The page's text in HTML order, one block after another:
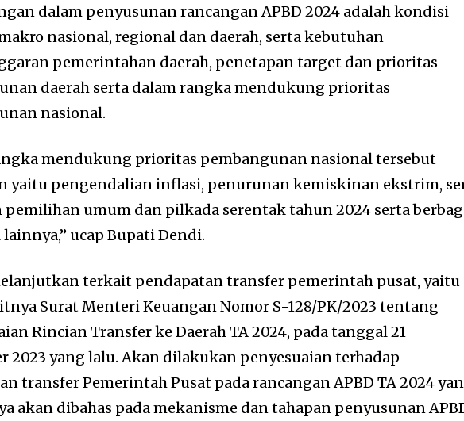
dalam penyusunan rancangan APBD 2024 adalah kondisi
nasional, regional dan daerah, serta kebutuhan
pemerintahan daerah, penetapan target dan prioritas
daerah serta dalam rangka mendukung prioritas
nasional.
mendukung prioritas pembangunan nasional tersebut
yaitu pengendalian inflasi, penurunan kemiskinan ekstrim,
pemilihan umum dan pilkada serentak tahun 2024 serta
ucap Bupati Dendi.
terkait pendapatan transfer pemerintah pusat, yaitu
Surat Menteri Keuangan Nomor S-128/PK/2023 tentang
Rincian Transfer ke Daerah TA 2024, pada tanggal 21
2023 yang lalu. Akan dilakukan penyesuaian terhadap
transfer Pemerintah Pusat pada rancangan APBD TA 2024
akan dibahas pada mekanisme dan tahapan penyusunan